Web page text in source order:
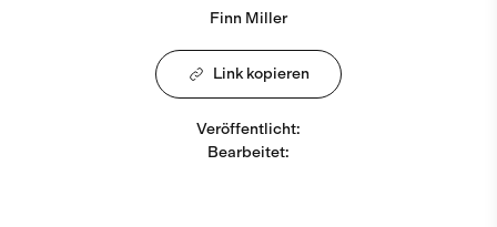
Finn Miller
Link kopieren
Veröffentlicht:
Bearbeitet: